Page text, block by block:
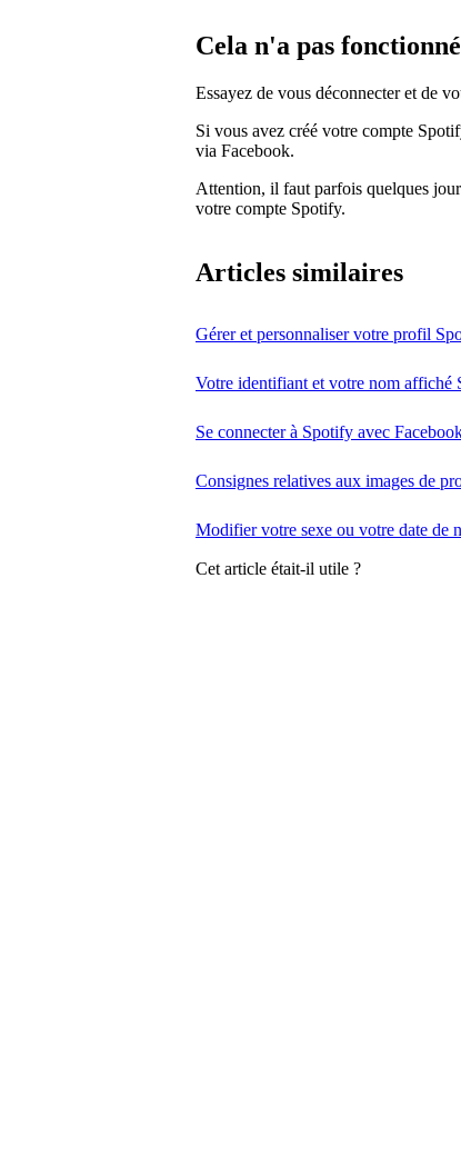
Cela n'a pas
Essayez de vous déconnecter et de
Si vous avez créé votre compte
via Facebook.
Attention, il faut parfois quelques
votre compte Spotify.
Articles similaires
Gérer et personnaliser votre profil
Votre identifiant et votre nom affiché
Se connecter à Spotify avec
Consignes relatives aux images de
Modifier votre sexe ou votre date de
Cet article était-il utile ?